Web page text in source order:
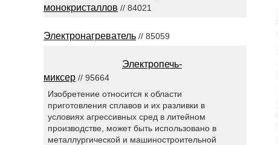
монокристаллов // 84021
Электронагреватель // 85059
Электропечь-
миксер // 95664
Изобретение относится к области
приготовления сплавов и их разливки в
условиях агрессивных сред в литейном
производстве, может быть использовано в
металлургической и машиностроительной